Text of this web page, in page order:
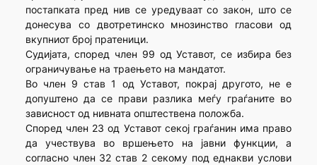
постапката пред нив се уредуваат со закон, што се
донесува со двотретинско мнозинство гласови од
вкупниот број пратеници.
Судијата, според член 99 од Уставот, се избира без
ограничување на траењето на мандатот.
Во член 9 став 1 од Уставот, покрај другото, не е
допуштено да се прави разлика меѓу граѓаните во
зависност од нивната општествена положба.
Според член 23 од Уставот секој граѓанин има право
да учествува во вршењето на јавни функции, а
согласно член 32 став 2 секому под еднакви услови